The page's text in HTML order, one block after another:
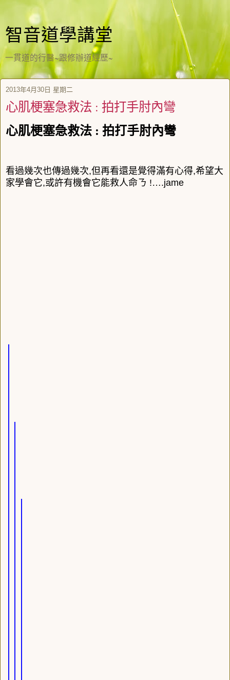
智音道學講堂
一貫道的行醫~跟修辦道經歷~
2013年4月30日 星期二
心肌梗塞急救法 : 拍打手肘內彎
心肌梗塞急救法 : 拍打手肘內彎
看過幾次也傳過幾次,但再看還是覺得滿有心得,希望大
家學會它,或許有機會它能救人命ㄋ !….jame